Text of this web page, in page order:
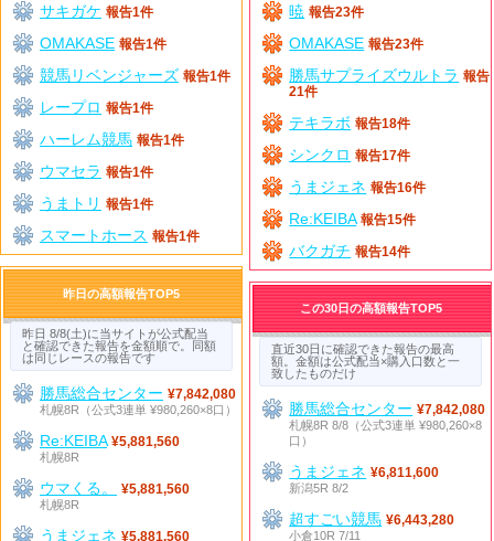
サキガケ 報告1件
OMAKASE 報告1件
競馬リベンジャーズ 報告1件
レープロ 報告1件
ハーレム競馬 報告1件
ウマセラ 報告1件
うまトリ 報告1件
スマートホース 報告1件
暁 報告23件
OMAKASE 報告23件
勝馬サプライズウルトラ 報告
21件
テキラボ 報告18件
シンクロ 報告17件
うまジェネ 報告16件
Re:KEIBA 報告15件
バクガチ 報告14件
昨日の高額報告TOP5
昨日 8/8(土)に当サイトが公式配当
と確認できた報告を金額順で。同額
は同じレースの報告です
勝馬総合センター ¥7,842,080
札幌8R（公式3連単 ¥980,260×8口）
Re:KEIBA ¥5,881,560
札幌8R
ウマくる。
¥5,881,560
札幌8R
うまジェネ ¥5,881,560
この30日の高額報告TOP5
直近30日に確認できた報告の最高
額。金額は公式配当×購入口数と一
致したものだけ
勝馬総合センター ¥7,842,080
札幌8R 8/8（公式3連単 ¥980,260×8
口）
うまジェネ ¥6,811,600
新潟5R 8/2
超すごい競馬 ¥6,443,280
小倉10R 7/11